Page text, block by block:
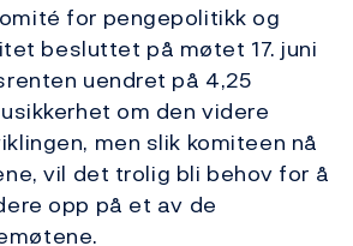
for pengepolitikk og
besluttet på møtet 17. juni
uendret på 4,25
om den videre
men slik komiteen nå
vil det trolig bli behov for å
opp på et av de